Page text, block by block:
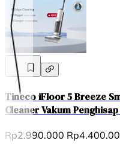
Tineco iFloor 5 Breeze
Cleaner Vakum
Rp2.990.000